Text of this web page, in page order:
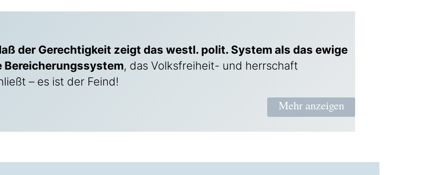
der Gerechtigkeit zeigt das westl. polit. System als das ewige
Bereicherungssystem, das Volksfreiheit- und herrschaft
– es ist der Feind!
Mehr anzeigen